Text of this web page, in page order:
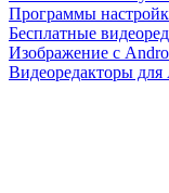
Программы
Бесплатные
Изображение с
Видеоредакторы для